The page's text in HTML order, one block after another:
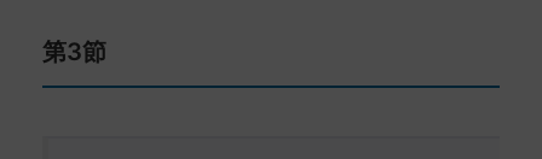
者が訪れる重要な聖地です。この讃歌は、その神
聖な場所の主神への深い帰依の念を美しい詩的表
पञ्चमुख (pañcamukha) – 五面の（シヴァ）
性が、他の主要な神々との関係性を通じて表現さ
れています。
第3節